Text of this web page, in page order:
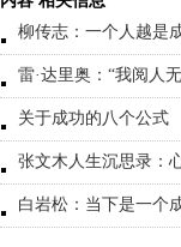
柳传志：一个人越是
雷·达里奥：“我阅人
关于成功的八个公式
张文木人生沉思录：
白岩松：当下是一个